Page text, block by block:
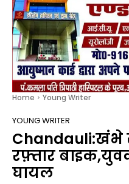
Home Young Writer
YOUNG WRITER
Chandauli:खंभे
रफ़्तार
घायल